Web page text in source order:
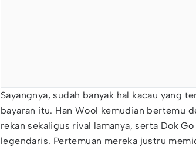
Sayangnya, sudah banyak hal kacau yang
bayaran itu. Han Wool kemudian bertemu
rekan sekaligus rival lamanya, serta Dok
legendaris. Pertemuan mereka justru